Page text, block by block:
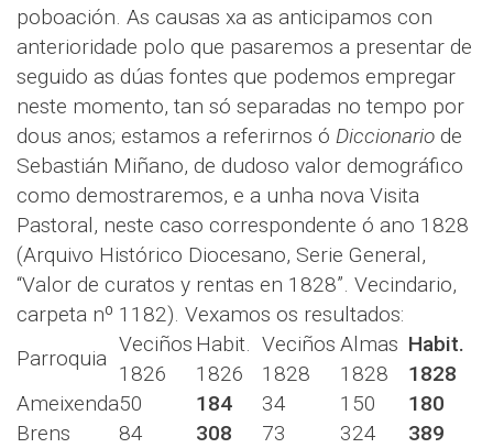
poboación. As causas xa as anticipamos con
anterioridade polo que pasaremos a presentar de
seguido as dúas fontes que podemos empregar
neste momento, tan só separadas no tempo por
dous anos; estamos a referirnos ó Diccionario de
Sebastián Miñano, de dudoso valor demográfico
como demostraremos, e a unha nova Visita
Pastoral, neste caso correspondente ó ano 1828
(Arquivo Histórico Diocesano, Serie General,
“Valor de curatos y rentas en 1828”. Vecindario,
carpeta nº 1182). Vexamos os resultados:
Parroquia
Veciños
1826
Habit.
1826
Veciños
1828
Almas
1828
Habit.
1828
Ameixenda50 184 34 150
180
Brens
84 308 73 324
389